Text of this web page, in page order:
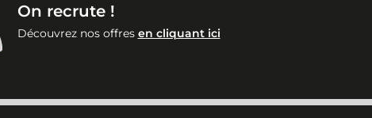
On recrute !
Découvrez nos offres en cliquant ici